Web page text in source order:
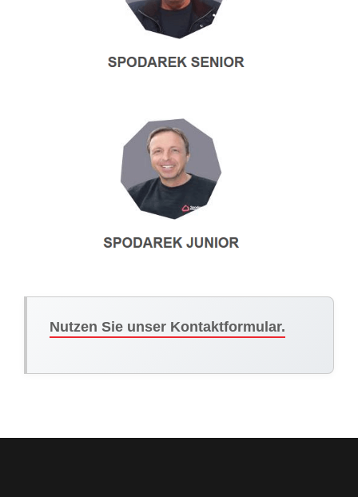
Nutzen Sie unser Kontaktformular.